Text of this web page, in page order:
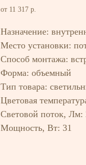
от 11 317 р.
Назначение:
Место установки:
Способ монтажа:
Форма: объемный
Тип товара:
Цветовая
Световой поток, Лм:
Мощность, Вт: 31